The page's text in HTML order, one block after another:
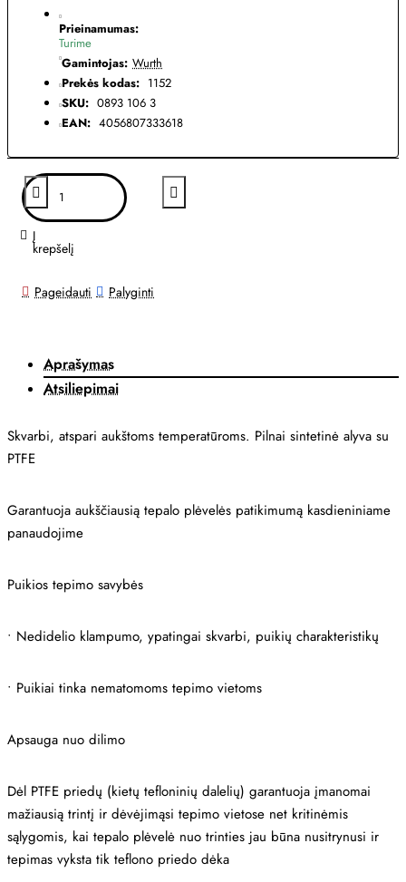
Prieinamumas:
Turime
Gamintojas: Wurth
Prekės kodas: 1152
SKU: 0893 106 3
EAN: 4056807333618
Į
krepšelį
Pageidauti Palyginti
Aprašymas
Atsiliepimai
Skvarbi, atspari aukštoms temperatūroms. Pilnai sintetinė alyva su
PTFE
Garantuoja aukščiausią tepalo plėvelės patikimumą kasdieniniame
panaudojime
Puikios tepimo savybės
• Nedidelio klampumo, ypatingai skvarbi, puikių charakteristikų
• Puikiai tinka nematomoms tepimo vietoms
Apsauga nuo dilimo
Dėl PTFE priedų (kietų tefloninių dalelių) garantuoja įmanomai
mažiausią trintį ir dėvėjimąsi tepimo vietose net kritinėmis
sąlygomis, kai tepalo plėvelė nuo trinties jau būna nusitrynusi ir
tepimas vyksta tik teflono priedo dėka